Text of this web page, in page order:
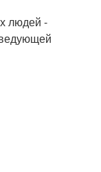
людей -